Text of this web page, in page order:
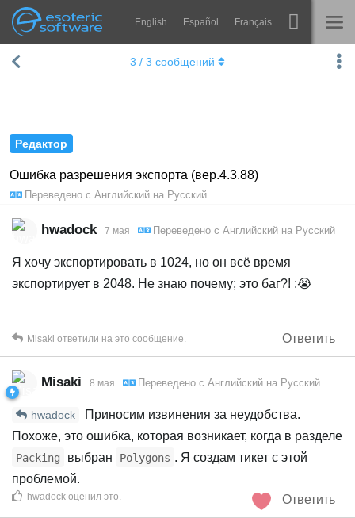
Esoteric Software
Navigation English Español Français
ГЛАВНАЯ Spine
Обучение
Справка
Попробовать
Купить
Редактор
Ошибка разрешения экспорта (вер.4.3.88)
Переведено с Английский на Русский
3 / 3 сообщений
hwadock 7 мая Переведено с Английский на Русский
Я хочу экспортировать в 1024, но он всё время
экспортирует в 2048. Не знаю почему; это баг?! :😭
Ответить
Misaki ответили на это сообщение.
Misaki 8 мая Переведено с Английский на Русский
hwadock
Приносим извинения за неудобства.
Похоже, это ошибка, которая возникает, когда в разделе
Packing выбран Polygons . Я создам тикет с этой
проблемой.
Ответить
hwadock оценил это